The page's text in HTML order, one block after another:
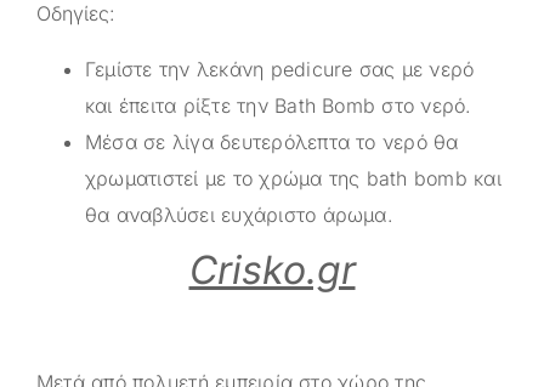
Οδηγίες:
Γεμίστε την λεκάνη pedicure σας με νερό
και έπειτα ρίξτε την Bath Bomb στο νερό.
Μέσα σε λίγα δευτερόλεπτα το νερό θα
χρωματιστεί με το χρώμα της bath bomb και
θα αναβλύσει ευχάριστο άρωμα.
Crisko.gr